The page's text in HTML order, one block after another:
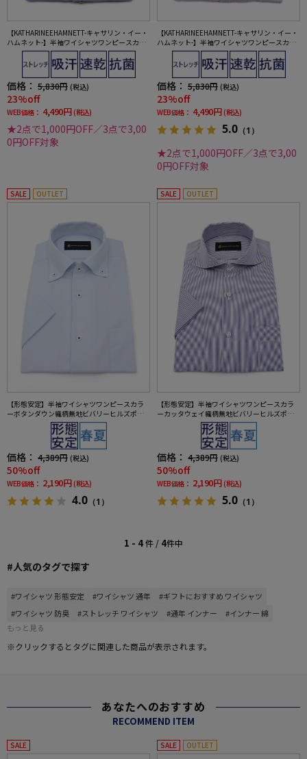
【KATHARINEEHAMNETT-キャサリン・イー・
ハムネット-】半袖ワイシャツワンピースカラ
ーセミワイド360°ストレッチ吸水速乾へリン
ボン通年
価格： 5,830円 (税込)
23%off
WEB価格： 4,490円 (税込)
★2点で1,000円OFF／3点で3,00
0円OFF対象
【KATHARINEEHAMNETT-キャサリン・イー・
ハムネット-】半袖ワイシャツワンピースカラ
ーボタンダウン360°ストレッチ吸水速乾チェ
ック通年
価格： 5,830円 (税込)
23%off
WEB価格： 4,490円 (税込)
5.0 （1）
★2点で1,000円OFF／3点で3,00
0円OFF対象
SALE OUTLET
【形態安定】半袖ワイシャツワンピースカラ
ーボタンダウン織柄無地ビバリーヒルズポロ
価格： 4,389円 (税込)
50%off
WEB価格： 2,190円 (税込)
4.0 （1）
SALE OUTLET
【形態安定】半袖ワイシャツワンピースカラ
ーカッタウェイ織柄無地ビバリーヒルズポロ
価格： 4,389円 (税込)
50%off
WEB価格： 2,190円 (税込)
5.0 （1）
1 - 4件 / 4件中
#人気のタグで探す
#ワイシャツ 形態安定 #ワイシャツ 通年
#ギフトにおすすめ ワイシャツ
#ワイシャツ 防臭
#ストレッチ ワイシャツ #通年 インナー
#インナー 綿
もっと見る
※クリックするとタグに関連した商品が表示されます。
あなたへのおすすめ
RECOMMEND ITEM
SALE SALE OUTLET